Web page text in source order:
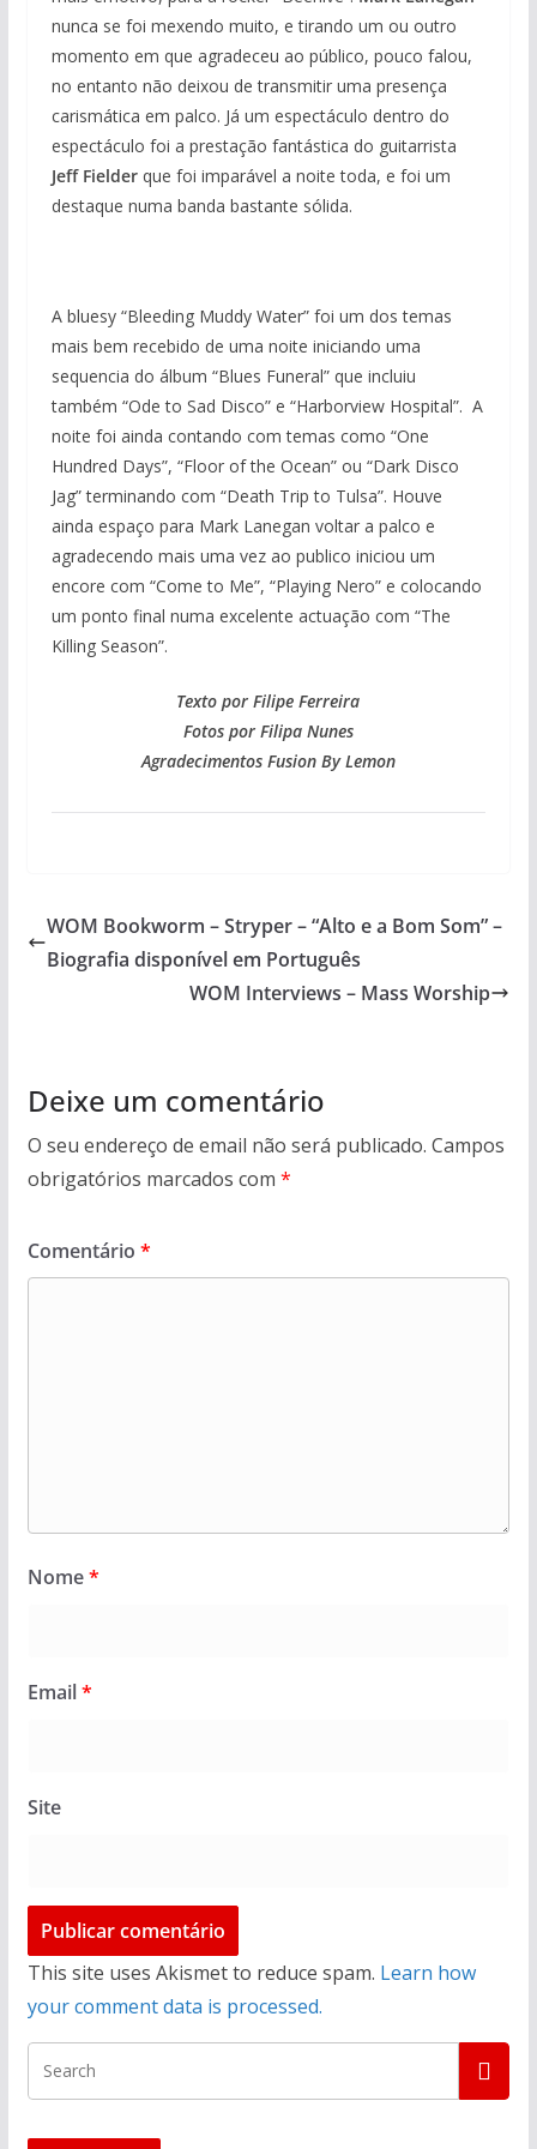
nunca se foi mexendo muito, e tirando um ou outro
momento em que agradeceu ao público, pouco falou,
no entanto não deixou de transmitir uma presença
carismática em palco. Já um espectáculo dentro do
espectáculo foi a prestação fantástica do guitarrista
Jeff Fielderque foi imparável a noite toda, e foi um
destaque numa banda bastante sólida.
A bluesy “Bleeding Muddy Water” foi um dos temas
mais bem recebido de uma noite iniciando uma
sequencia do álbum “Blues Funeral” que incluiu
também “Ode to Sad Disco” e “Harborview Hospital”. A
noite foi ainda contando com temas como “One
Hundred Days”, “Floor of the Ocean” ou “Dark Disco
Jag” terminando com “Death Trip to Tulsa”. Houve
ainda espaço para Mark Lanegan voltar a palco e
agradecendo mais uma vez ao publico iniciou um
encore com “Come to Me”, “Playing Nero” e colocando
um ponto final numa excelente actuação com “The
Killing Season”.
Texto por Filipe Ferreira
Fotos por Filipa Nunes
Agradecimentos Fusion By Lemon
WOM Bookworm – Stryper – “Alto e a Bom Som” –
Biografia disponível em Português
WOM Interviews – Mass Worship
Deixe um comentário
O seu endereço de email não será publicado. Campos
obrigatórios marcados com *
Comentário *
Nome*
Email*
Site
This site uses Akismet to reduce spam. Learn how
your comment data is processed.